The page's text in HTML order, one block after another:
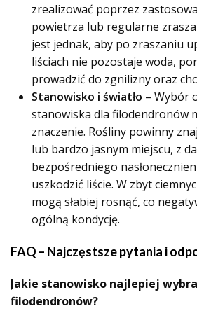
zrealizować poprzez
powietrza lub regularne
jest jednak, aby po zraszaniu
liściach nie pozostaje woda,
prowadzić do zgnilizny oraz
Stanowisko i światło – Wybór
stanowiska dla filodendronów
znaczenie. Rośliny powinny
lub bardzo jasnym miejscu, z
bezpośredniego
uszkodzić liście. W zbyt
mogą słabiej rosnąć, co
ogólną kondycję.
FAQ – Najczęstsze pytania i
Jakie stanowisko najlepiej
filodendronów?